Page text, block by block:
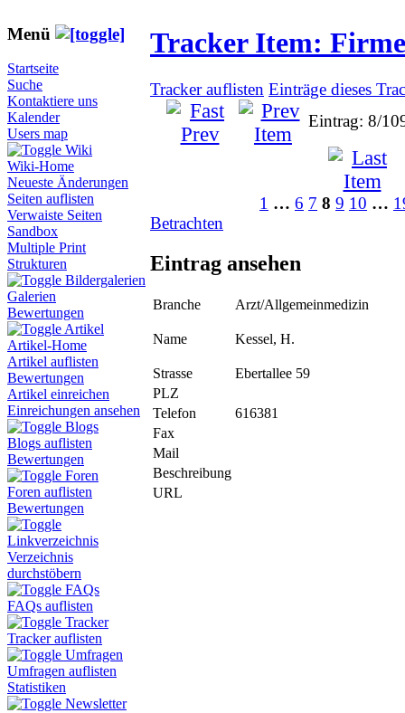
Menü
Startseite
Suche
Kontaktiere uns
Kalender
Users map
Wiki
Wiki-Home
Neueste Änderungen
Seiten auflisten
Verwaiste Seiten
Sandbox
Multiple Print
Strukturen
Bildergalerien
Galerien
Bewertungen
Artikel
Artikel-Home
Artikel auflisten
Bewertungen
Artikel einreichen
Einreichungen ansehen
Blogs
Blogs auflisten
Bewertungen
Foren
Foren auflisten
Bewertungen
Linkverzeichnis
Verzeichnis
durchstöbern
FAQs
FAQs auflisten
Tracker
Tracker auflisten
Umfragen
Umfragen auflisten
Statistiken
Newsletter
Tracker Item:
Tracker auflisten Einträge dieses
Eintrag: 8/
1 … 6 7 8 9 10 …
Betrachten
Eintrag ansehen
Branche Arzt/Allgemeinmedizin
Name Kessel, H.
Strasse
Ebertallee 59
PLZ
Telefon
616381
Fax
Mail
Beschreibung
URL